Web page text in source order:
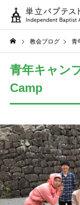
教会ブログ 青
青年キャン
Camp